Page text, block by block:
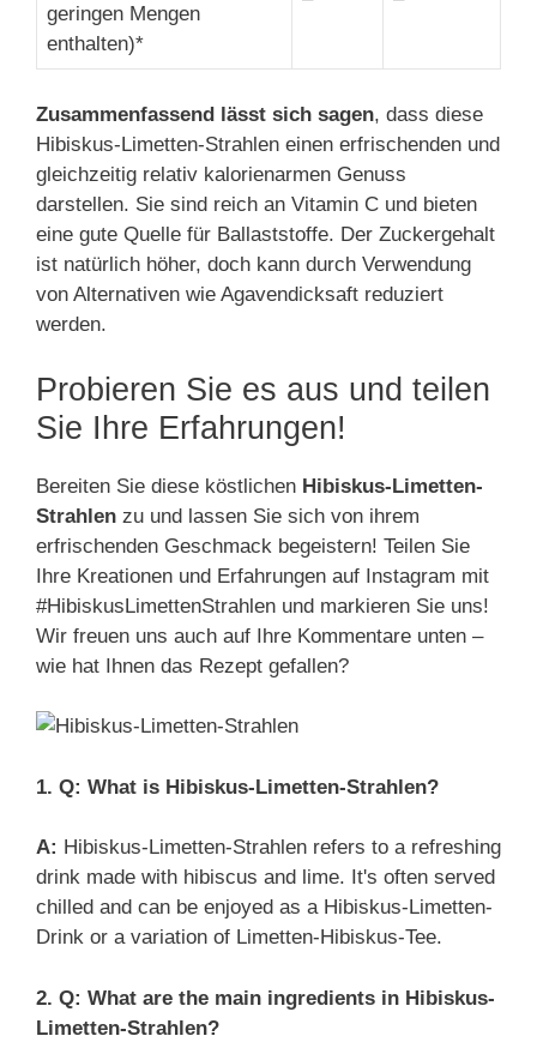
geringen Mengen
enthalten)*
Zusammenfassend lässt sich sagen, dass diese
Hibiskus-Limetten-Strahlen einen erfrischenden und
gleichzeitig relativ kalorienarmen Genuss
darstellen. Sie sind reich an Vitamin C und bieten
eine gute Quelle für Ballaststoffe. Der Zuckergehalt
ist natürlich höher, doch kann durch Verwendung
von Alternativen wie Agavendicksaft reduziert
werden.
Probieren Sie es aus und teilen
Sie Ihre Erfahrungen!
Bereiten Sie diese köstlichen Hibiskus-Limetten-
Strahlen zu und lassen Sie sich von ihrem
erfrischenden Geschmack begeistern! Teilen Sie
Ihre Kreationen und Erfahrungen auf Instagram mit
#HibiskusLimettenStrahlen und markieren Sie uns!
Wir freuen uns auch auf Ihre Kommentare unten –
wie hat Ihnen das Rezept gefallen?
1. Q: What is Hibiskus-Limetten-Strahlen?
A: Hibiskus-Limetten-Strahlen refers to a refreshing
drink made with hibiscus and lime. It's often served
chilled and can be enjoyed as a Hibiskus-Limetten-
Drink or a variation of Limetten-Hibiskus-Tee.
2. Q: What are the main ingredients in Hibiskus-
Limetten-Strahlen?